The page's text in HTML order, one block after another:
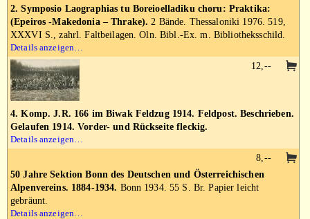
2. Symposio Laographias tu Boreioelladiku choru: Praktika:
(Epeiros -Makedonia – Thrake). 2 Bände. Thessaloniki 1976. 519,
XXXVI S., zahrl. Faltbeilagen. Oln. Bibl.-Ex. m. Bibliotheksschild.
Details anzeigen…
4. Komp. J.R. 166 im Biwak Feldzug 1914. Feldpost. Beschrieben.
Gelaufen 1914. Vorder- und Rückseite fleckig.
Details anzeigen…
12,--
50 Jahre Sektion Bonn des Deutschen und Österreichischen
Alpenvereins. 1884-1934. Bonn 1934. 55 S. Br. Papier leicht
gebräunt.
Details anzeigen…
8,--